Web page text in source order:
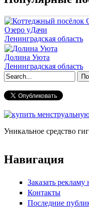
Озеро уДачи
Ленинградская область
Долина Уюта
Ленинградская область
Форма поиска
Уникальное средство
Навигация
Заказать рекламу
Контакты
Последние